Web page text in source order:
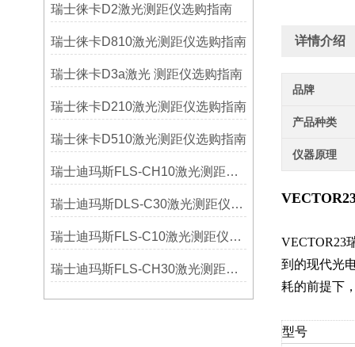
瑞士徕卡D2激光测距仪选购指南
瑞士徕卡D810激光测距仪选购指南
瑞士徕卡D3a激光 测距仪选购指南
瑞士徕卡D210激光测距仪选购指南
瑞士徕卡D510激光测距仪选购指南
瑞士迪玛斯FLS-CH10激光测距仪选购指南
瑞士迪玛斯DLS-C30激光测距仪选购指南
瑞士迪玛斯FLS-C10激光测距仪选购指南
瑞士迪玛斯FLS-CH30激光测距仪选购指南
详情介绍
品牌
产品种类
仪器原理
VECTOR23
到的现代光
耗的前提下
型号